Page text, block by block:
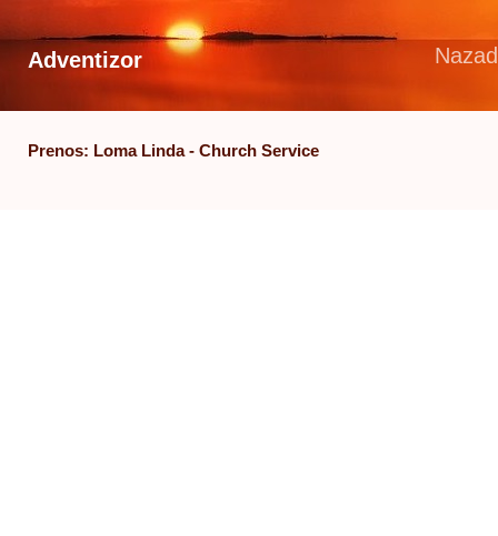
Adventizor Nazad
Prenos: Loma Linda - Church Service